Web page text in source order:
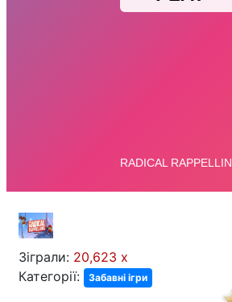
Зіграли: 20,623 x
Категорії:
Забавні ігри